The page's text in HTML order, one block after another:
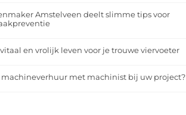
Amstelveen deelt slimme tips voor
en vrolijk leven voor je trouwe viervoeter
machineverhuur met machinist bij uw project?